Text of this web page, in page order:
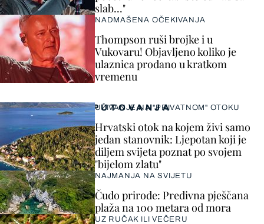
slab..."
NADMAŠENA OČEKIVANJA
Thompson ruši brojke i u
Vukovaru! Objavljeno koliko je
ulaznica prodano u kratkom
vremenu
PUTOVANJA
UŽIVANJE NA "PRIVATNOM" OTOKU
Hrvatski otok na kojem živi samo
jedan stanovnik: Ljepotan koji je
diljem svijeta poznat po svojem
"bijelom zlatu"
NAJMANJA NA SVIJETU
Čudo prirode: Predivna pješčana
plaža na 100 metara od mora
UZ RUČAK ILI VEČERU